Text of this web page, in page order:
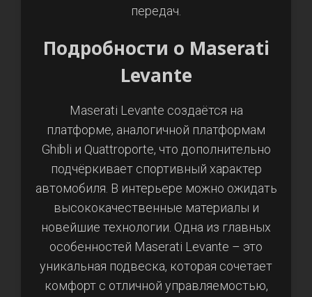
передач.
Подробности о Maserati
Levante
Maserati Levante создаётся на
платформе, аналогичной платформам
Ghibli и Quattroporte, что дополнительно
подчёркивает спортивный характер
автомобиля. В интерьере можно ожидать
высококачественные материалы и
новейшие технологии. Одна из главных
особенностей Maserati Levante – это
уникальная подвеска, которая сочетает
комфорт с отличной управляемостью,